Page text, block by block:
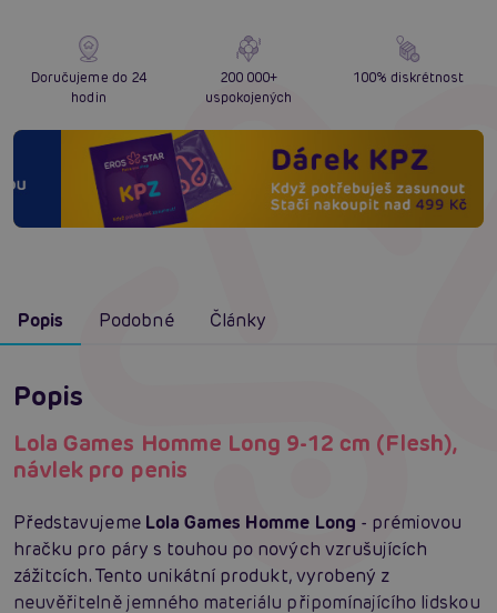
Doručujeme do 24
hodin
200 000+
uspokojených
100% diskrétnost
Popis Podobné Články
Popis
Lola Games Homme Long 9-12 cm (Flesh),
návlek pro penis
Představujeme Lola Games Homme Long - prémiovou
hračku pro páry s touhou po nových vzrušujících
zážitcích. Tento unikátní produkt, vyrobený z
neuvěřitelně jemného materiálu připomínajícího lidskou